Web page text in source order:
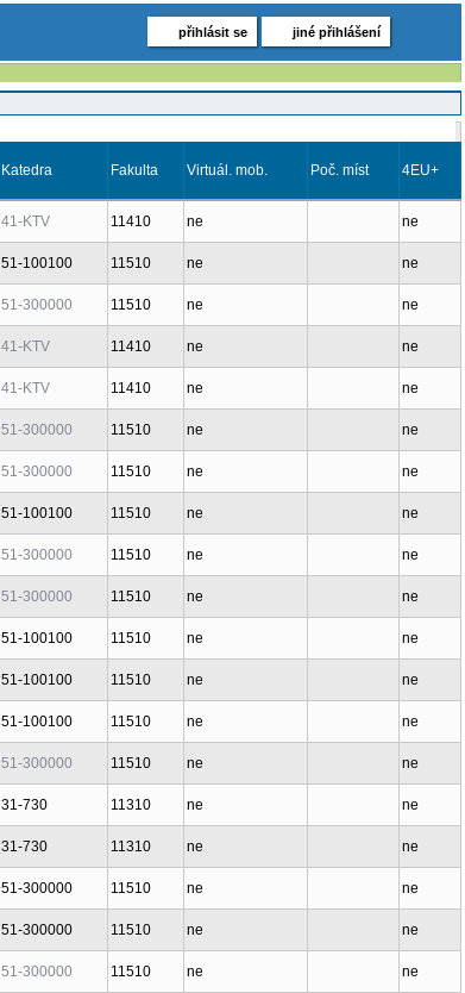
přihlásit se jiné přihlášení
Katedra Fakulta Virtuál. mob. Poč. míst 4EU+
41-KTV 11410 ne ne
51-100100 11510 ne ne
51-300000 11510 ne ne
41-KTV 11410 ne ne
41-KTV 11410 ne ne
51-300000 11510 ne ne
51-300000 11510 ne ne
51-100100 11510 ne ne
51-300000 11510 ne ne
51-300000 11510 ne ne
51-100100 11510 ne ne
51-100100 11510 ne ne
51-100100 11510 ne ne
51-300000 11510 ne ne
31-730 11310 ne ne
31-730 11310 ne ne
51-300000 11510 ne ne
51-300000 11510 ne ne
51-300000 11510 ne ne